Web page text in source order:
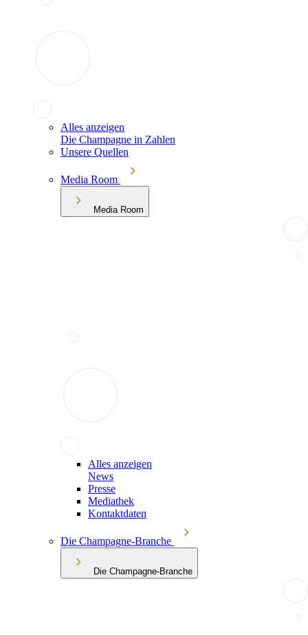
Alles anzeigen
Die Champagne in Zahlen
Unsere Quellen
Media Room
Media Room
Alles anzeigen
News
Presse
Mediathek
Kontaktdaten
Die Champagne-Branche
Die Champagne-Branche